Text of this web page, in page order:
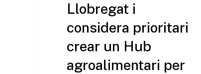
Llobregat i
considera prioritari
crear un Hub
agroalimentari per